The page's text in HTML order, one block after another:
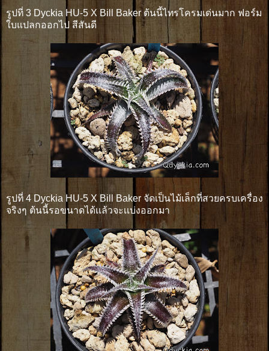
รูปที่ 3 Dyckia HU-5 X Bill Baker ต้นนี้ไทรโครมเด่นมาก ฟอร์ม
ใบแปลกออกไป สีสันดี
รูปที่ 4 Dyckia HU-5 X Bill Baker จัดเป็นไม้เล็กที่สวยครบเครื่อง
จริงๆ ต้นนี้รอขนาดได้เเล้วจะเเบ่งออกมา